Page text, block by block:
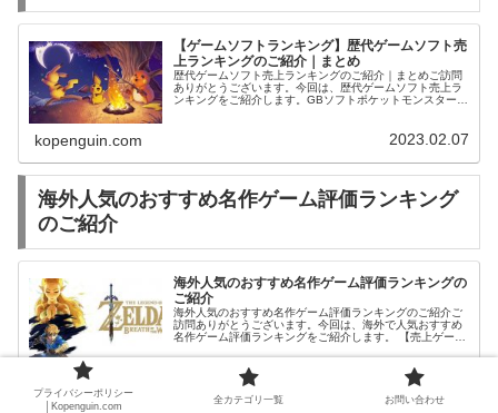
【ゲームソフトランキング】歴代ゲームソフト売
上ランキングのご紹介｜まとめ
歴代ゲームソフト売上ランキングのご紹介｜まとめご訪問
ありがとうございます。今回は、歴代ゲームソフト売上ラ
ンキングをご紹介します。GBソフトポケットモンスター
kopenguin.com 2023.02.07
海外人気のおすすめ名作ゲーム評価ランキング
のご紹介
海外人気のおすすめ名作ゲーム評価ランキングの
ご紹介
海外人気のおすすめ名作ゲーム評価ランキングのご紹介ご
訪問ありがとうございます。今回は、海外で人気おすすめ
名作ゲーム評価ランキングをご紹介します。 【売上ゲーム
kopenguin.com 2021.06.26
プライバシーポリシー
│Kopenguin.com
全カテゴリ一覧 お問い合わせ